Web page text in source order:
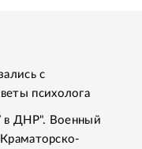
с
психолога
в ДНР". Военный